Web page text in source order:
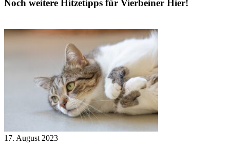
Noch weitere Hitzetipps für Vierbeiner Hier!
17. August 2023